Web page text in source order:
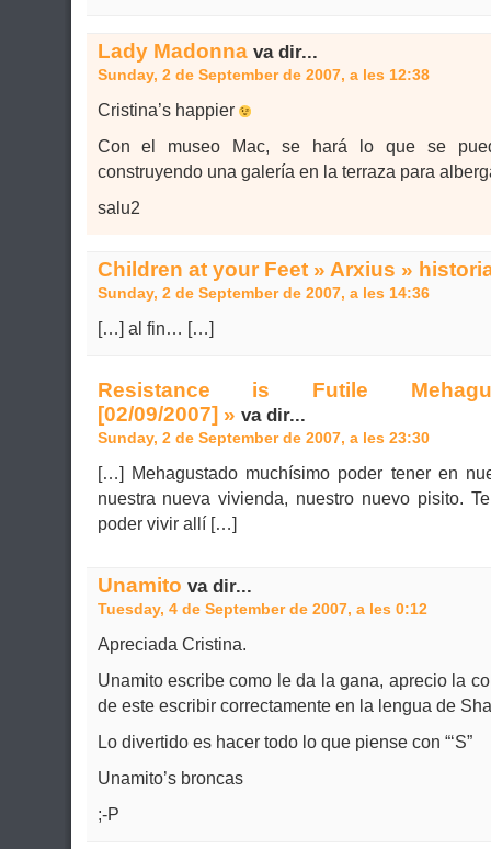
Lady Madonnava dir...
Sunday, 2 de September de 2007, a les 12:38
Cristina’s happier
Con el museo Mac, se hará lo que se
construyendo una galería en la terraza para
salu2
Children at your Feet » Arxius »
Sunday, 2 de September de 2007, a les 14:36
[…] al fin… […]
Resistance is Futile
[02/09/2007] » va dir...
Sunday, 2 de September de 2007, a les 23:30
[…] Mehagustado muchísimo poder tener en
nuestra nueva vivienda, nuestro nuevo pisito.
poder vivir allí […]
Unamito va dir...
Tuesday, 4 de September de 2007, a les 0:12
Apreciada Cristina.
Unamito escribe como le da la gana, aprecio la
de este escribir correctamente en la lengua de
Lo divertido es hacer todo lo que piense con “‘S”
Unamito’s broncas
;-P